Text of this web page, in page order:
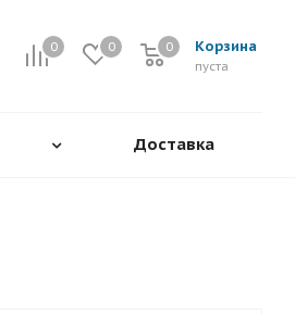
0 0 Корзина
0
пуста
0
Доставка